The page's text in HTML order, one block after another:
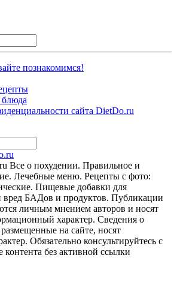
познакомимся!
сайта DietDo.ru
Все о похудении. Правильное и
Лечебные меню. Рецепты с фото:
Пищевые добавки для
вред БАДов и продуктов. Публикации
личным мнением авторов и носят
характер. Сведения о
на сайте, носят
Обязательно консультируйтесь с
без активной ссылки